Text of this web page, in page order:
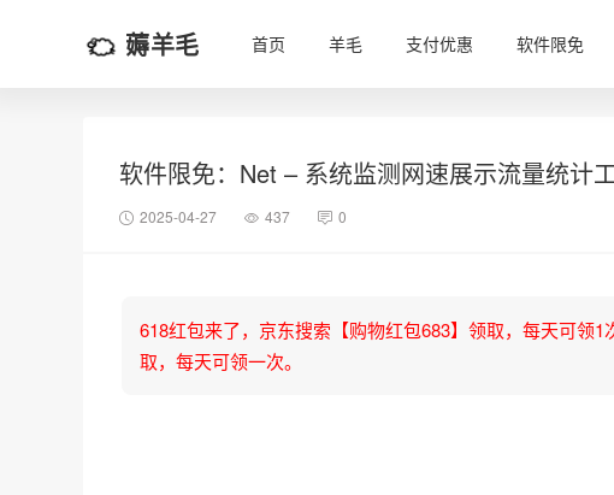
薅羊毛 首页 羊毛 支付优惠 软件限免
软件限免：Net – 系统监测网速展示流量统计
2025-04-27 437 0
618红包来了，京东搜索【购物红包683】领取，每天可领
取，每天可领一次。